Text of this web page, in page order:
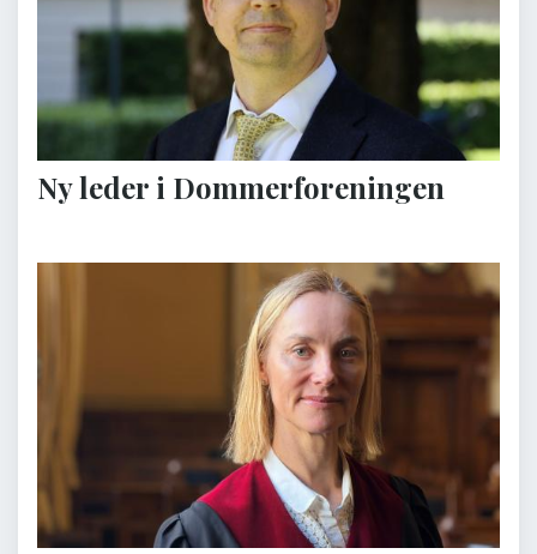
Ny leder i Dommerforeningen